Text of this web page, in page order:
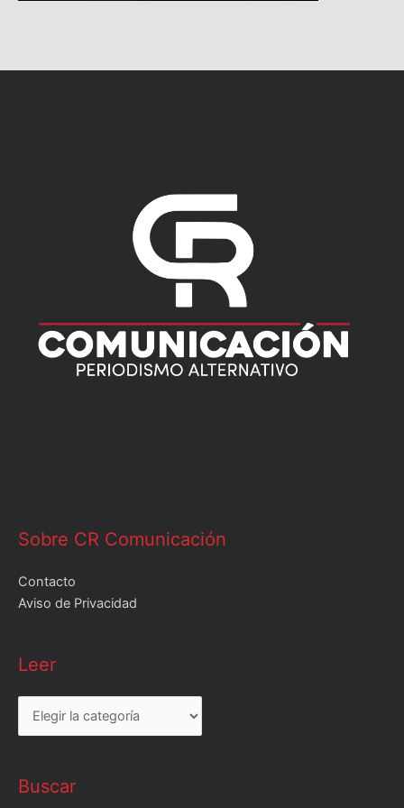
Sobre CR Comunicación
Contacto
Aviso de Privacidad
Leer
Leer
Buscar